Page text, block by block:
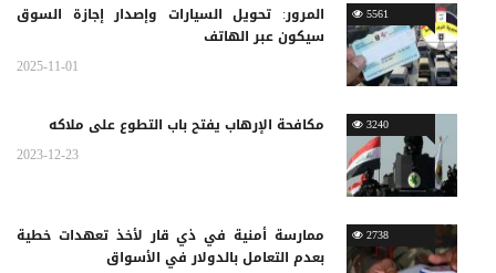
5561
المرور: تحويل السيارات وإصدار إجازة السوق
سيكون عبر الهاتف
2025-11-01
3240
مكافحة الإرهاب يفتح باب التطوع على ملاكه
2023-12-23
2738
ممارسة أمنية في ذي قار لأخذ تعهدات خطية
بعدم التعامل بالدولار في الأسواق